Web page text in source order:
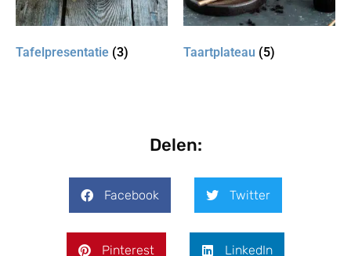
Tafelpresentatie (3) Taartplateau (5)
Delen:
Facebook Twitter
Pinterest LinkedIn